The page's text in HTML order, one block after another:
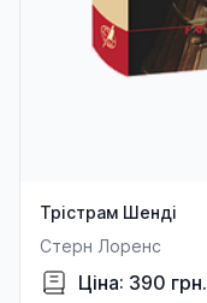
Трістрам Шенді
Стерн Лоренс
Ціна: 390 грн.